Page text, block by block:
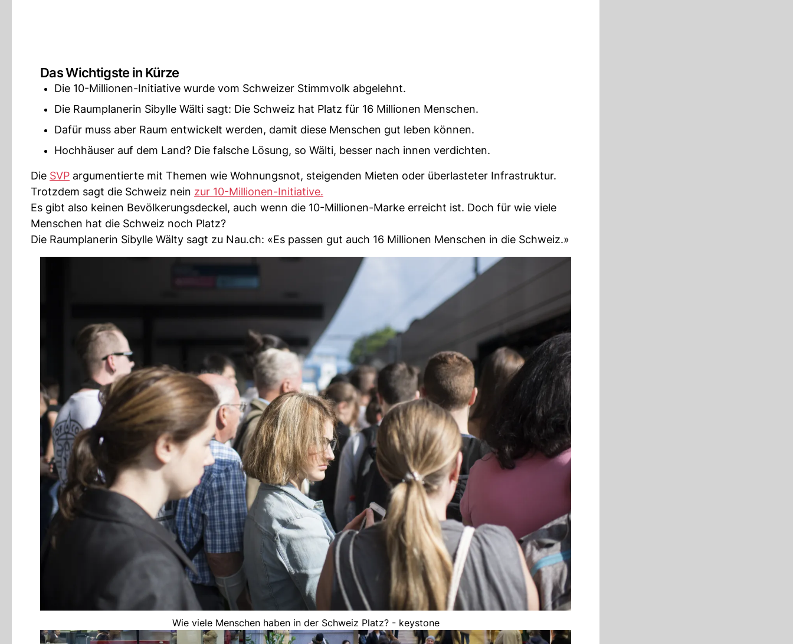
Das Wichtigste in Kürze
Die 10-Millionen-Initiative wurde vom Schweizer Stimmvolk abgelehnt.
Die Raumplanerin Sibylle Wälti sagt: Die Schweiz hat Platz für 16 Millionen Menschen.
Dafür muss aber Raum entwickelt werden, damit diese Menschen gut leben können.
Hochhäuser auf dem Land? Die falsche Lösung, so Wälti, besser nach innen verdichten.
Die SVP argumentierte mit Themen wie Wohnungsnot, steigenden Mieten oder überlasteter Infrastruktur.
Trotzdem sagt die Schweiz nein zur 10-Millionen-Initiative.
Es gibt also keinen Bevölkerungsdeckel, auch wenn die 10-Millionen-Marke erreicht ist. Doch für wie viele
Menschen hat die Schweiz noch Platz?
Die Raumplanerin Sibylle Wälty sagt zu Nau.ch: «Es passen gut auch 16 Millionen Menschen in die Schweiz.»
Wie viele Menschen haben in der Schweiz Platz? - keystone